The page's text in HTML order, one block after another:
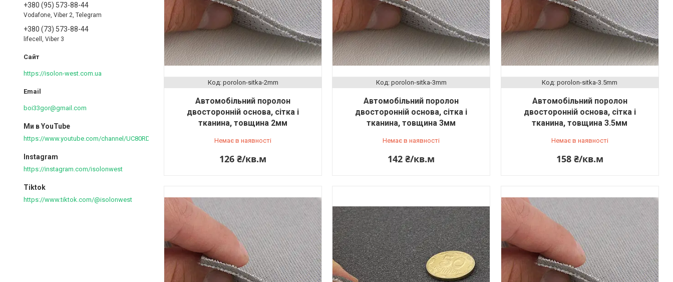
porolon-sіtka-2mm
Автомобільний поролон
двосторонній основа, сітка і
тканина, товщина 2мм
Немає в наявності
126 ₴/кв.м
porolon-sіtka-3mm
Автомобільний поролон
двосторонній основа, сітка і
тканина, товщина 3мм
Немає в наявності
142 ₴/кв.м
porolon-sіtka-3.5mm
Автомобільний поролон
двосторонній основа, сітка і
тканина, товщина 3.5мм
Немає в наявності
158 ₴/кв.м
+380 (95) 573-88-44
Vodafone, Viber 2, Telegram
+380 (73) 573-88-44
lifecell, Viber 3
https://isolon-west.com.ua
boi33gor@gmail.com
Ми в YouTube
https://www.youtube.com/channel/UC80RDkVIPilkJjlnPOE3M6Q
Instagram
https://instagram.com/isolonwest
Tiktok
https://www.tiktok.com/@isolonwest